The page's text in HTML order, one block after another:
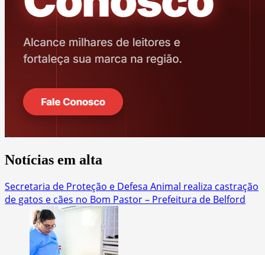
Notícias em alta
Secretaria de Proteção e Defesa Animal realiza castração
de gatos e cães no Bom Pastor – Prefeitura de Belford